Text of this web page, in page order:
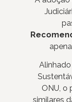
ONU, o
similares